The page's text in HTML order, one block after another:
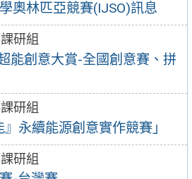
奧林匹亞競賽(IJSO)訊息
研組
能創意大賞-全國創意賽、拼
研組
永續能源創意實作競賽」
研組